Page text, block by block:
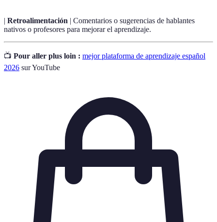
| Retroalimentación | Comentarios o sugerencias de hablantes
nativos o profesores para mejorar el aprendizaje.
📺 Pour aller plus loin : mejor plataforma de aprendizaje español
2026 sur YouTube